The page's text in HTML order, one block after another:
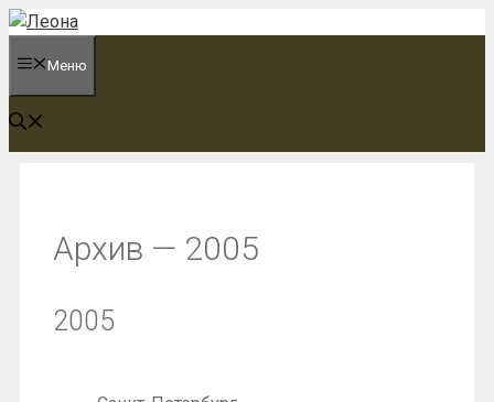
Перейти
содержимому
Меню
Архив — 2005
2005